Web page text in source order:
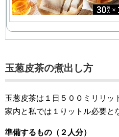
玉葱皮茶の煮出し方
玉葱皮茶は１日５００ミリリッ
家内と私では１りットル必要と
準備するもの（２人分）